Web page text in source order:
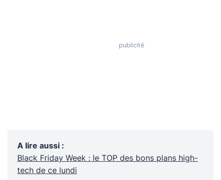
A lire aussi :
Black Friday Week : le TOP des bons plans high-
tech de ce lundi